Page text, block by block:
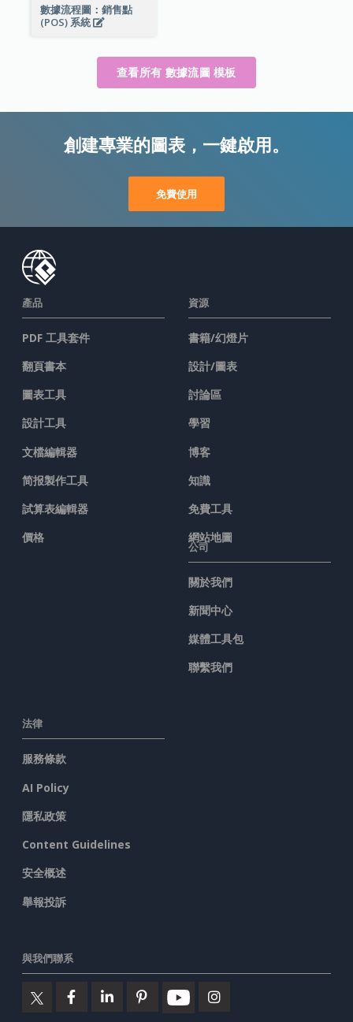
數據流程圖：銷售點
(POS) 系統
查看所有 數據流圖 模板
創建專業的圖表，一鍵啟用。
免費使用
產品
PDF 工具套件
翻頁書本
圖表工具
設計工具
文檔編輯器
简报製作工具
試算表編輯器
價格
資源
書籍/幻燈片
設計/圖表
討論區
學習
博客
知識
免費工具
網站地圖
公司
關於我們
新聞中心
媒體工具包
聯繫我們
法律
服務條款
AI Policy
隱私政策
Content Guidelines
安全概述
舉報投訴
與我們聯系